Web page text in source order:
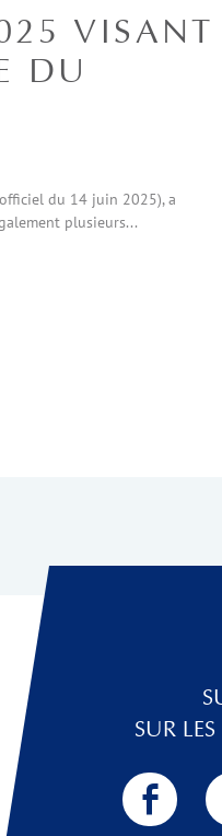
VISANT
DU
du 14 juin 2025), a
plusieurs...
SUR